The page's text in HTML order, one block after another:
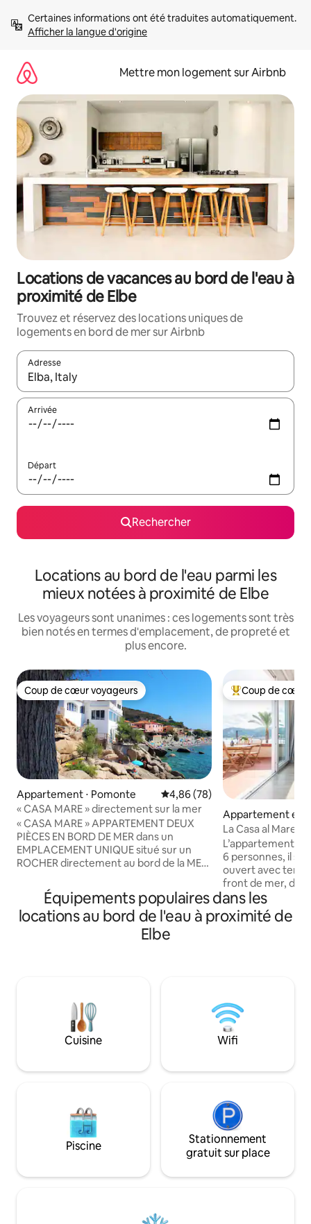
directement
Afficher la langue d'origine
Mettre mon logement sur Airbnb
Locations de vacances au bord de l'eau à
proximité de Elbe
Trouvez et réservez des locations uniques de
logements en bord de mer sur Airbnb
Adresse
Lorsque les résultats s'affichent, utilisez les flèches vers le
Arrivée
Départ
Rechercher
Locations au bord de l'eau parmi les
mieux notées à proximité de Elbe
Les voyageurs sont unanimes : ces logements sont très
bien notés en termes d'emplacement, de propreté et
plus encore.
Coup de cœur voyageurs
Coup de cœur voyageurs
Appartement ⋅ Pomonte Évaluation moyenne sur la
4,86 (78)
« CASA MARE » directement sur la mer
« CASA MARE » APPARTEMENT DEUX
PIÈCES EN BORD DE MER dans un
EMPLACEMENT UNIQUE situé sur un
ROCHER directement au bord de la MER
POMONTE. Vous pouvez ADMIRER DES
COUCHERS DE SOLEIL
EXTRAORDINAIRES en vous laissant
BERCER par le doux bruit du clapotis des
est un point de rendez-vous et de
départ pour divers itinéraires de
trekking/vélo.
Coups de cœur
Coup de cœur
Appartement en
vo
La Casa al Mare, à
L’appartement
6 personnes, il se
ouvert avec
front de mer,
salles de bains, il
étage et dispose
indépendante.
confort, la facilité
économies
Équipements populaires dans les
locations au bord de l'eau à proximité de
Elbe
Cuisine Wifi
Piscine
Stationnement
gratuit sur place